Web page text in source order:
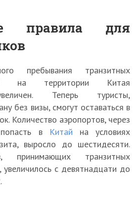
правила для
пребывания транзитных
на территории Китая
Теперь туристы,
без визы, смогут оставаться в
Количество аэропортов, через
в
Китай на условиях
выросло до шестидесяти.
принимающих транзитных
увеличилось с девятнадцати до